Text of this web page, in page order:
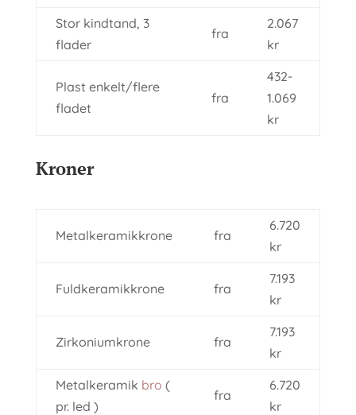
Stor kindtand, 3
flader
fra
2.067
kr
Plast enkelt/flere
fladet
fra
432-
1.069
kr
Kroner
Metalkeramikkrone fra
6.720
kr
Fuldkeramikkrone fra
7.193
kr
Zirkoniumkrone fra
7.193
kr
Metalkeramik bro (
pr. led )
fra
6.720
kr